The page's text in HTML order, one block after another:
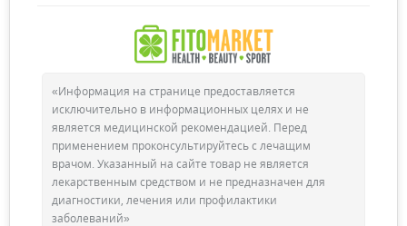
«Информация на странице предоставляется
исключительно в информационных целях и не
является медицинской рекомендацией. Перед
применением проконсультируйтесь с лечащим
врачом. Указанный на сайте товар не является
лекарственным средством и не предназначен для
диагностики, лечения или профилактики
заболеваний»